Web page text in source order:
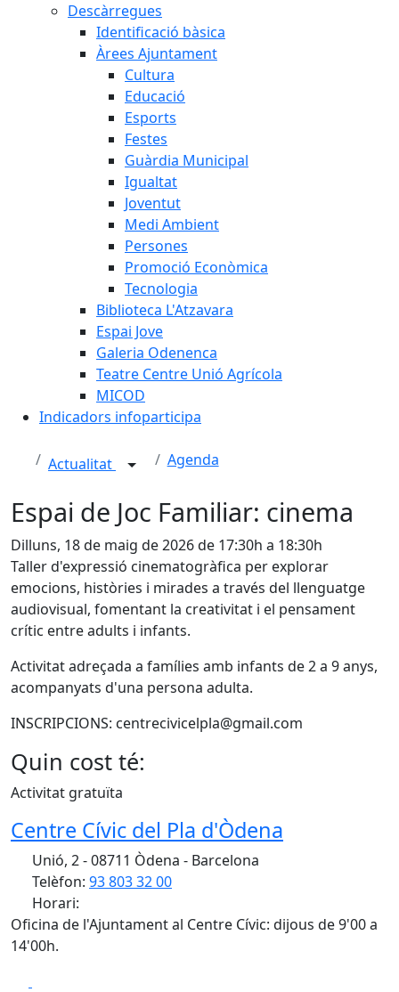
Descàrregues
Identificació bàsica
Àrees Ajuntament
Cultura
Educació
Esports
Festes
Guàrdia Municipal
Igualtat
Joventut
Medi Ambient
Persones
Promoció Econòmica
Tecnologia
Biblioteca L'Atzavara
Espai Jove
Galeria Odenenca
Teatre Centre Unió Agrícola
MICOD
Indicadors infoparticipa
Actualitat Agenda
Espai de Joc Familiar: cinema
Dilluns, 18 de maig de 2026 de 17:30h a 18:30h
Taller d'expressió cinematogràfica per explorar
emocions, històries i mirades a través del llenguatge
audiovisual, fomentant la creativitat i el pensament
crític entre adults i infants.
Activitat adreçada a famílies amb infants de 2 a 9 anys,
acompanyats d'una persona adulta.
INSCRIPCIONS: centrecivicelpla@gmail.com
Quin cost té:
Activitat gratuïta
Centre Cívic del Pla d'Òdena
Unió, 2 - 08711 Òdena - Barcelona
Telèfon: 93 803 32 00
Horari:
Oficina de l'Ajuntament al Centre Cívic: dijous de 9'00 a
14'00h.